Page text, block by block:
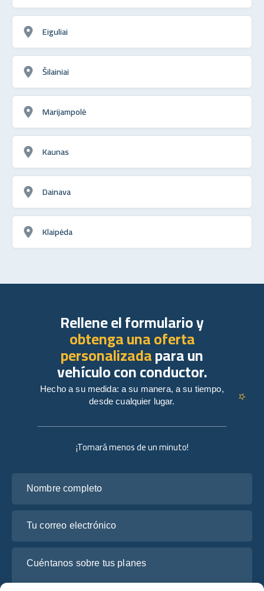
Eiguliai
Šilainiai
Marijampolė
Kaunas
Dainava
Klaipėda
¡Tomará menos de un minuto!
Rellene el formulario y
obtenga una oferta
personalizadapara un
vehículo con conductor.
Hecho a su medida: a su manera, a su tiempo,
desde cualquier lugar.